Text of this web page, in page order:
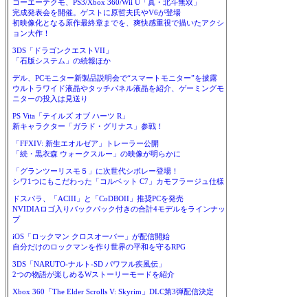
コーエーテクモ、PS3/Xbox 360/Wii U「真・北斗無双」
完成発表会を開催。ゲストに原哲夫氏やV6が登場
初映像化となる原作最終章までを、爽快感重視で描いたアクシ
ョン大作！
3DS「ドラゴンクエストVII」
「石版システム」の続報ほか
デル、PCモニター新製品説明会で“スマートモニター”を披露
ウルトラワイド液晶やタッチパネル液晶を紹介、ゲーミングモ
ニターの投入は見送り
PS Vita「テイルズ オブ ハーツ R」
新キャラクター「ガラド・グリナス」参戦！
「FFXIV: 新生エオルゼア」トレーラー公開
「続・黒衣森 ウォークスルー」の映像が明らかに
「グランツーリスモ５」に次世代シボレー登場！
シワ1つにもこだわった「コルベット C7」カモフラージュ仕様
ドスパラ、「ACIII」と「CoDBOII」推奨PCを発売
NVIDIAロゴ入りバックパック付きの合計4モデルをラインナッ
プ
iOS「ロックマン クロスオーバー」が配信開始
自分だけのロックマンを作り世界の平和を守るRPG
3DS「NARUTO-ナルト-SD パワフル疾風伝」
2つの物語が楽しめるWストーリーモードを紹介
Xbox 360「The Elder Scrolls V: Skyrim」DLC第3弾配信決定